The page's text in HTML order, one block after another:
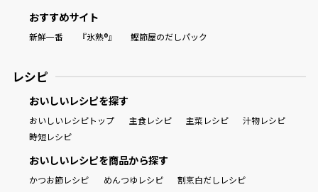
おすすめサイト
新鮮一番 『氷熟®』 鰹節屋のだしパック
レシピ
おいしいレシピを探す
おいしいレシピトップ 主食レシピ 主菜レシピ
汁物レシピ
時短レシピ
おいしいレシピを商品から探す
かつお節レシピ めんつゆレシピ 割烹白だしレシピ